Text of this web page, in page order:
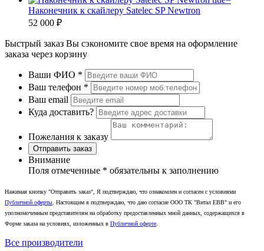
Наконечник к скайлеру Satelec SP Newtron
52 000 ₽
Быстрый заказ Вы сэкономите свое время на оформление
заказа через корзину
Ваши ФИО *
Ваш телефон *
Ваш email
Куда доставить?
Пожелания к заказу
Отправить заказ
Внимание
Поля отмеченные * обязательны к заполнению
Нажимая кнопку "Отправить заказ", Я подтверждаю, что ознакомлен и согласен с условиями
Публичной оферты. Настоящим я подтверждаю, что даю согласие ООО ТК "Витал ЕВВ" и его
уполномоченным представителям на обработку предоставленных мной данных, содержащихся в
Форме заказа на условиях, изложенных в Публичной оферте.
Все производители